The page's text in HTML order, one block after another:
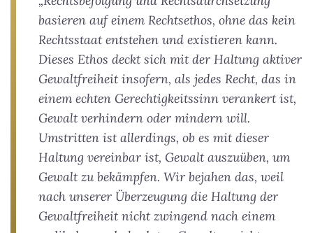
basieren auf einem Rechtsethos, ohne das kein
Rechtsstaat entstehen und existieren kann.
Dieses Ethos deckt sich mit der Haltung aktiver
Gewaltfreiheit insofern, als jedes Recht, das in
einem echten Gerechtigkeitssinn verankert ist,
Gewalt verhindern oder mindern will.
Umstritten ist allerdings, ob es mit dieser
Haltung vereinbar ist, Gewalt auszuüben, um
Gewalt zu bekämpfen. Wir bejahen das, weil
nach unserer Überzeugung die Haltung der
Gewaltfreiheit nicht zwingend nach einem